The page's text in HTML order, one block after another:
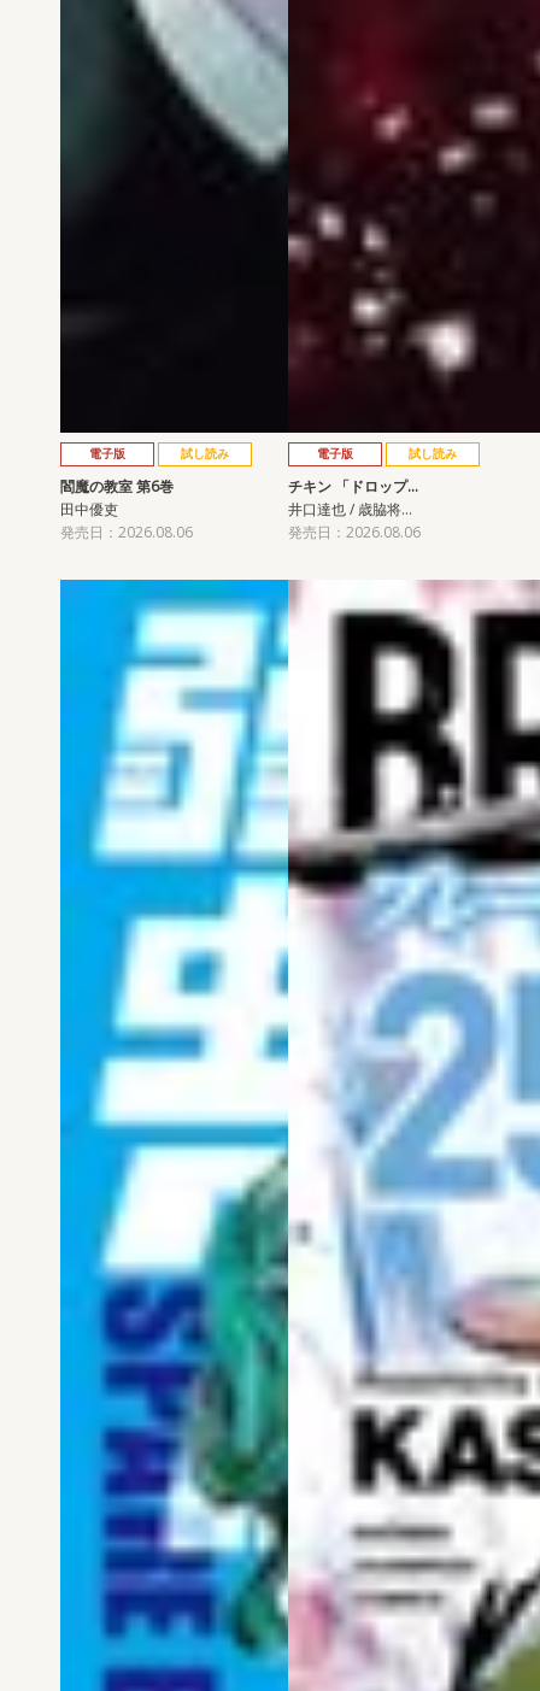
電子版 試し読み
閻魔の教室 第6巻
田中優吏
発売日：2026.08.06
電子版 試し読み
チキン 「ドロップ…
井口達也 / 歳脇将…
発売日：2026.08.06